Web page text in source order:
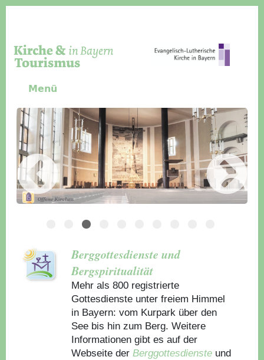
Menü
Slider Icon
Bild
Häuser für Gruppen
Berggottesdienste und
Bergspiritualität
Mehr als 800 registrierte
Gottesdienste unter freiem Himmel
in Bayern: vom Kurpark über den
See bis hin zum Berg. Weitere
Informationen gibt es auf der
Webseite derBerggottesdienste und